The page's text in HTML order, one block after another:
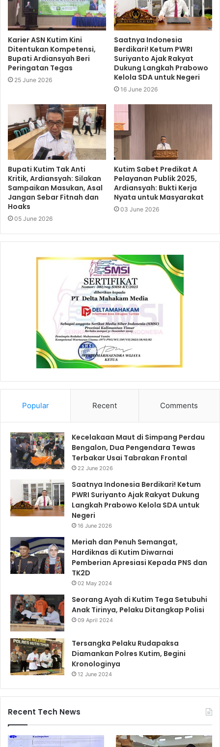
Karier ASN Kutim Kini
Ditentukan Kompetensi,
Bupati Ardiansyah Beri
Peringatan Tegas
25 June 2026
Saatnya Indonesia
Berdikari! Ketum PWRI
Suriyanto Ajak Rakyat
Dukung Langkah Prabowo
Kelola SDA untuk Negeri
16 June 2026
Bupati Kutim Tak Anti
Kritik, Ardiansyah: Silakan
Sampaikan Masukan, Asal
Jangan Sebar Fitnah dan
Hoaks
05 June 2026
Kutim Sabet Predikat A
Pelayanan Publik 2025,
Ardiansyah: Bukti Kerja
Nyata untuk Masyarakat
03 June 2026
Popular Recent Comments
Kecelakaan Maut di Simpang Perdau
Bengalon, Dua Pengendara Tewas
Terbakar Usai Tabrakan Frontal
22 June 2026
Saatnya Indonesia Berdikari! Ketum
PWRI Suriyanto Ajak Rakyat Dukung
Langkah Prabowo Kelola SDA untuk
Negeri
16 June 2026
Meriah dan Penuh Semangat,
Hardiknas di Kutim Diwarnai
Pemberian Apresiasi Kepada PNS dan
TK2D
02 May 2024
Seorang Ayah di Kutim Tega Setubuhi
Anak Tirinya, Pelaku Ditangkap Polisi
09 April 2024
Tersangka Pelaku Rudapaksa
Diamankan Polres Kutim, Begini
Kronologinya
12 June 2024
Recent Tech News